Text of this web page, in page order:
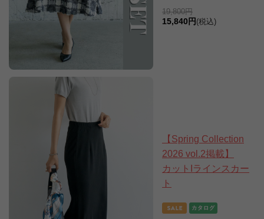
19,800円
15,840円 (税込)
【Spring Collection
2026 vol.2掲載】
カットIラインスカー
ト